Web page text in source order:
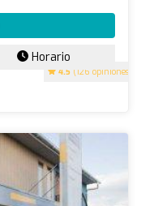
4.5 (126 opiniones)
Horario